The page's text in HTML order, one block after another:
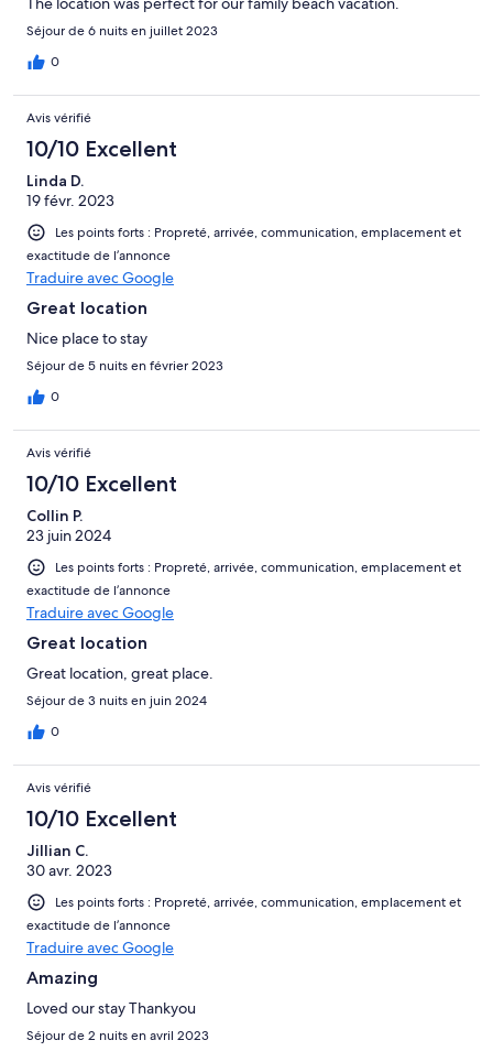
Séjour de 6 nuits en juillet 2023
0
Avis vérifié
10/10 Excellent
Linda D.
19 févr. 2023
Les points forts : Propreté, arrivée, communication, emplacement et
exactitude de l’annonce
Traduire avec Google
Great location
Nice place to stay
Séjour de 5 nuits en février 2023
0
Avis vérifié
10/10 Excellent
Collin P.
23 juin 2024
Les points forts : Propreté, arrivée, communication, emplacement et
exactitude de l’annonce
Traduire avec Google
Great location
Great location, great place.
Séjour de 3 nuits en juin 2024
0
Avis vérifié
10/10 Excellent
Jillian C.
30 avr. 2023
Les points forts : Propreté, arrivée, communication, emplacement et
exactitude de l’annonce
Traduire avec Google
Amazing
Loved our stay Thankyou
Séjour de 2 nuits en avril 2023